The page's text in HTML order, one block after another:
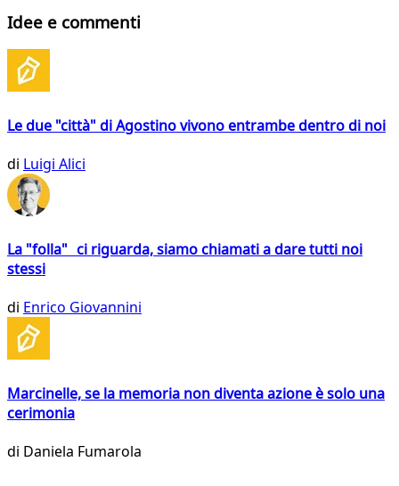
Idee e commenti
Le due "città" di Agostino vivono entrambe dentro di noi
di Luigi Alici
La "folla" ci riguarda, siamo chiamati a dare tutti noi
stessi
di Enrico Giovannini
Marcinelle, se la memoria non diventa azione è solo una
cerimonia
di Daniela Fumarola